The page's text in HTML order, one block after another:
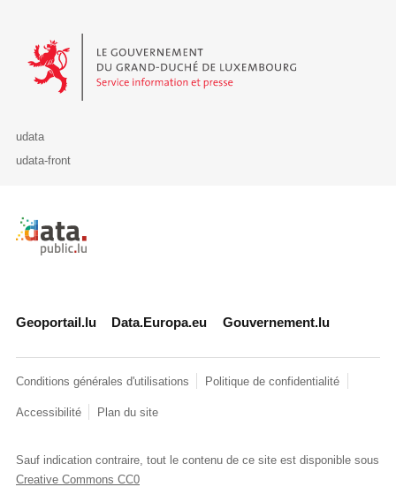
Le Gouvernement du Grand-Duché de Luxembourg - Service
udata
udata-front
Retour à l'accueil de data.public.lu
Geoportail.lu Data.Europa.eu Gouvernement.lu
Conditions générales d'utilisations Politique de confidentialité
Accessibilité Plan du site
Sauf indication contraire, tout le contenu de ce site est disponible sous
Creative Commons CC0